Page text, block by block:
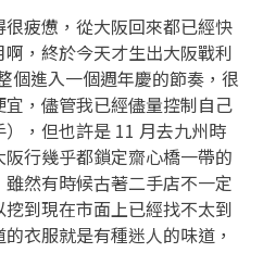
疲憊，從大阪回來都已經快
，終於今天才生出大阪戰利
個進入一個週年慶的節奏，很
，儘管我已經儘量控制自己
，但也許是 11 月去九州時
行幾乎都鎖定齋心橋一帶的
然有時候古著二手店不一定
到現在市面上已經找不太到
衣服就是有種迷人的味道，